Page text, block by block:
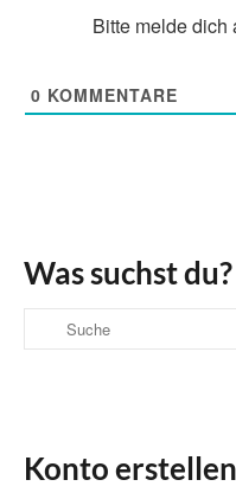
Bitte melde dich
0 KOMMENTARE
Was suchst du?
Suche
nach:
Konto